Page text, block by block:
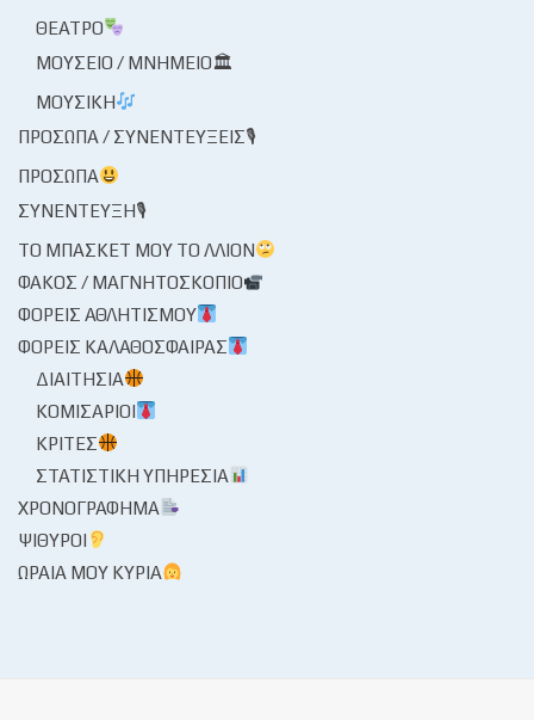
ΘΈΑΤΡΟ
ΜΟΥΣΕΊΟ / ΜΝΗΜΕΊΟ🏛
ΜΟΥΣΙΚΉ
ΠΡΌΣΩΠΑ / ΣΥΝΕΝΤΕΎΞΕΙΣ🎙
ΠΡΌΣΩΠΑ
ΣΥΝΈΝΤΕΥΞΗ🎙
ΤΟ ΜΠΆΣΚΕΤ ΜΟΥ ΤΟ ΛΛΊΟΝ
ΦΑΚΌΣ / ΜΑΓΝΗΤΟΣΚΌΠΙΟ
ΦΟΡΕΊΣ ΑΘΛΗΤΙΣΜΟΎ
ΦΟΡΕΊΣ ΚΑΛΑΘΌΣΦΑΙΡΑΣ
ΔΙΑΙΤΗΣΊΑ
ΚΟΜΙΣΆΡΙΟΙ
ΚΡΙΤΈΣ
ΣΤΑΤΙΣΤΙΚΉ ΥΠΗΡΕΣΊΑ
ΧΡΟΝΟΓΡΆΦΗΜΑ
ΨΊΘΥΡΟΙ
ΩΡΑΊΑ ΜΟΥ ΚΥΡΊΑ